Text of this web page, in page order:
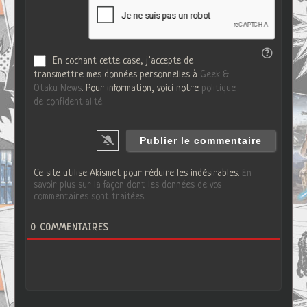
En cochant cette case, j’accepte de
transmettre mes données personnelles à Geek &
Otaku News. Pour information, voici notre politique
de confidentialité
Ce site utilise Akismet pour réduire les indésirables. En
savoir plus sur la façon dont les données de vos
commentaires sont traitées.
0 COMMENTAIRES